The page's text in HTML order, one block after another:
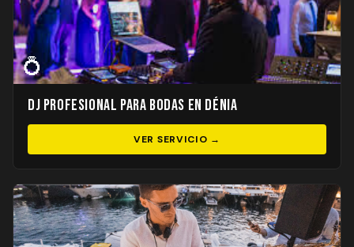
💍
DJ Profesional para Bodas en Dénia
VER SERVICIO →